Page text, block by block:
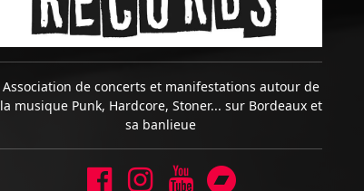
Association de concerts et manifestations autour de
la musique Punk, Hardcore, Stoner... sur Bordeaux et
sa banlieue